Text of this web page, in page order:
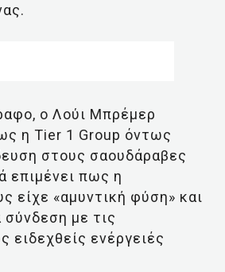
ο Λούι Μπρέμερ
η Tier 1 Group όντως
στους σαουδάραβες
επιμένει πως η
είχε «αμυντική φύση» και
σύνδεση με τις
ειδεχθείς ενέργειές